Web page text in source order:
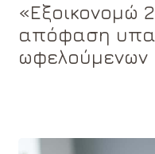
«Εξοικονομώ
απόφαση
ωφελούμενων